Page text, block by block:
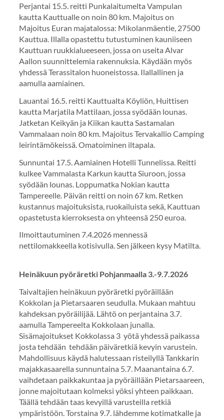
Perjantai 15.5. reitti Punkalaitumelta Vampulan
kautta Kauttualle on noin 80 km. Majoitus on
Majoitus Euran majatalossa: Mikolanmäentie, 27500
Kauttua. Illalla opastettu tutustuminen kauniiseen
Kauttuan ruukkialueeseen, jossa on useita Alvar
Aallon suunnittelemia rakennuksia. Käydään myös
yhdessä Terassitalon huoneistossa. Ilallallinen ja
aamulla aamiainen.
Lauantai 16.5. reitti Kauttualta Köyliön, Huittisen
kautta Marjatila Mattilaan, jossa syödään lounas.
Jatketan Keikyän ja Kiikan kautta Sastamalan
Vammalaan noin 80 km. Majoitus Tervakallio Camping
leirintämökeissä. Omatoiminen iltapala.
Sunnuntai 17.5. Aamiainen Hotelli Tunnelissa. Reitti
kulkee Vammalasta Karkun kautta Siuroon, jossa
syödään lounas. Loppumatka Nokian kautta
Tampereelle. Päivän reitti on noin 67 km. Retken
kustannus majoituksista, ruokailuista sekä, Kauttuan
opastetusta kierroksesta on yhteensä 250 euroa.
Ilmoittautuminen 7.4.2026 mennessä
nettilomakkeella kotisivulla. Sen jälkeen kysy Matilta.
Heinäkuun pyöräretki Pohjanmaalla 3.-9.7.2026
Taivaltajien heinäkuun pyöräretki pyöräillään
Kokkolan ja Pietarsaaren seudulla. Mukaan mahtuu
kahdeksan pyöräilijää. Lähtö on perjantaina 3.7.
aamulla Tampereelta Kokkolaan junalla.
Sisämajoitukset Kokkolassa 3 yötä yhdessä paikassa
josta tehdään tehdään päiväretkiä kevyin varustein.
Mahdollisuus käydä halutessaan risteilyllä Tankkarin
majakkasaarella sunnuntaina 5.7. Maanantaina 6.7.
vaihdetaan paikkakuntaa ja pyöräillään Pietarsaareen,
jonne majoitutaan kolmeksi yöksi yhteen paikkaan.
Täällä tehdään taas kevyillä varusteilla retkiä
ympäristöön. Torstaina 9.7. lähdemme kotimatkalle ja